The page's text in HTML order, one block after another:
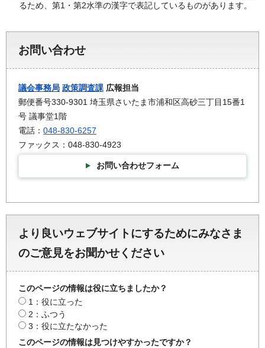
るため、第1・第2水準の漢字で表記しているものがあります。
お問い合わせ
議会事務局 政策調査課 広報担当
郵便番号330-9301 埼玉県さいたま市浦和区高砂三丁目15番1
号 議事堂1階
電話： 048-830-6257
ファックス：048-830-4923
お問い合わせフォーム
より良いウェブサイトにするためにみなさま
のご意見をお聞かせください
このページの情報は役に立ちましたか？
1：役に立った
2：ふつう
3：役に立たなかった
このページの情報は見つけやすかったですか？